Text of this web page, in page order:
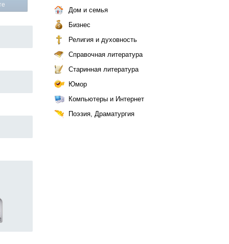
Дом и семья
Бизнес
Религия и духовность
Справочная литература
Старинная литература
Юмор
Компьютеры и Интернет
Поэзия, Драматургия